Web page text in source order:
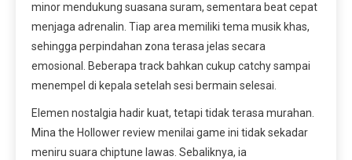
minor mendukung suasana suram, sementara beat cepat
menjaga adrenalin. Tiap area memiliki tema musik khas,
sehingga perpindahan zona terasa jelas secara
emosional. Beberapa track bahkan cukup catchy sampai
menempel di kepala setelah sesi bermain selesai.
Elemen nostalgia hadir kuat, tetapi tidak terasa murahan.
Mina the Hollower review menilai game ini tidak sekadar
meniru suara chiptune lawas. Sebaliknya, ia